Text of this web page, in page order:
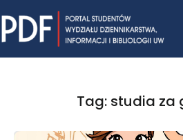
to
content
Tag: studia za